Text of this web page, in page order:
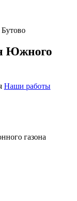
Южного
Наши работы
газона